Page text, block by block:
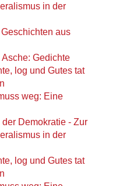
in der
aus
Gedichte
log und Gutes tat
weg: Eine
Demokratie - Zur
in der
log und Gutes tat